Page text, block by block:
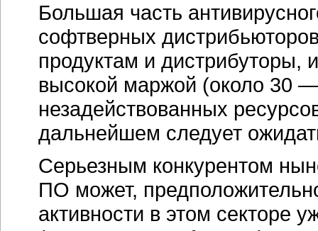
Большая часть
софтверных
продуктам и дистрибуторы,
высокой маржой (около 30 —
незадействованных
дальнейшем следует
Серьезным конкурентом
ПО может,
активности в этом секторе